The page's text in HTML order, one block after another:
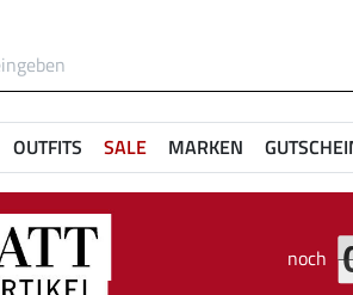
OUTFITS SALE MARKEN
noch